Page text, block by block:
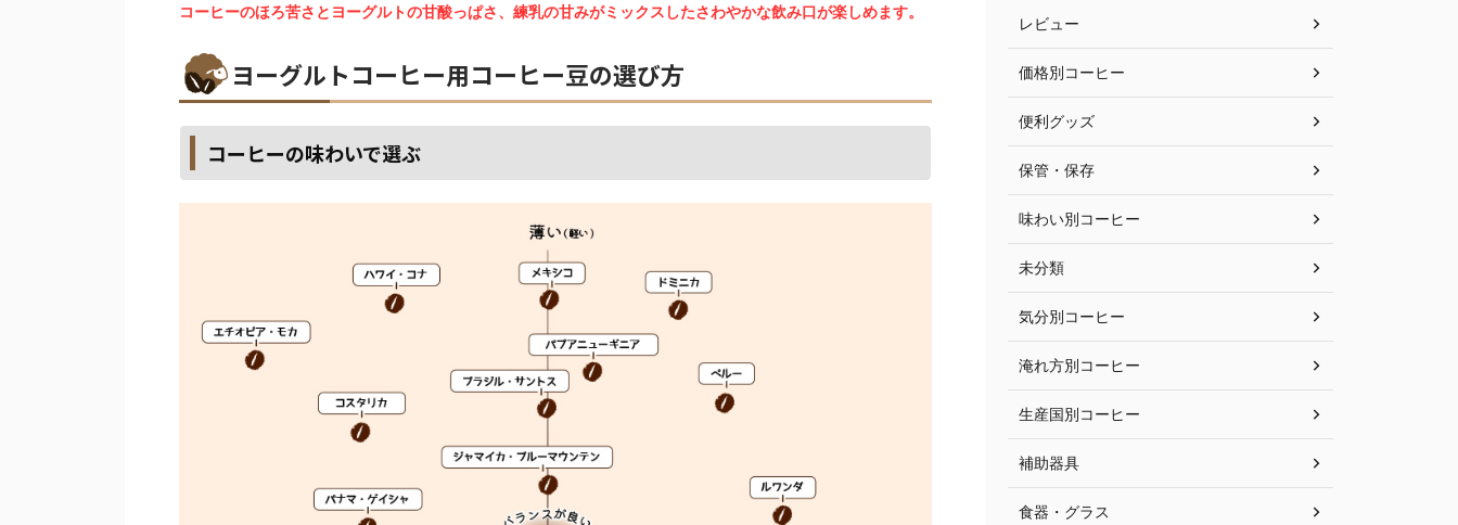
コーヒーのほろ苦さとヨーグルトの甘酸っぱさ、練乳の甘みがミックスしたさわやかな飲み口が楽しめます。
ヨーグルトコーヒー用コーヒー豆の選び方
コーヒーの味わいで選ぶ
レビュー
価格別コーヒー
便利グッズ
保管・保存
味わい別コーヒー
未分類
気分別コーヒー
淹れ方別コーヒー
生産国別コーヒー
補助器具
食器・グラス